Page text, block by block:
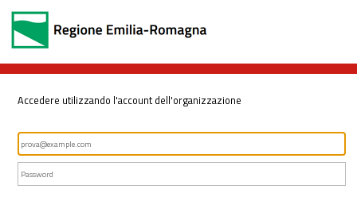
Accedere utilizzando l'account dell'organizzazione